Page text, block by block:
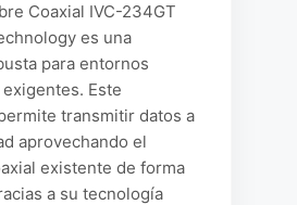
Coaxial IVC-234GT
es una
para entornos
Este
transmitir datos a
aprovechando el
existente de forma
a su tecnología